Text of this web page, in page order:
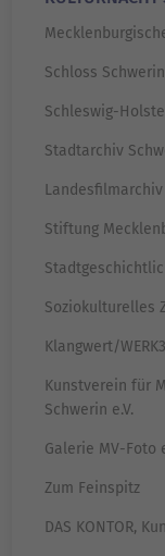
Schloss Schwerin
Schleswig-
Stadtarchiv
Landesfilmarchiv
Stiftung
Soziokulturelles
Klangwert/WERK3
Kunstverein für
Schwerin e.V.
Galerie MV-Foto
Zum Feinspitz
DAS KONTOR,